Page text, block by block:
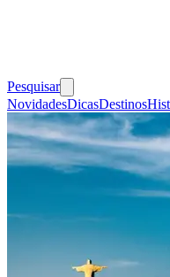
Pesquisar
NovidadesDicasDestinos